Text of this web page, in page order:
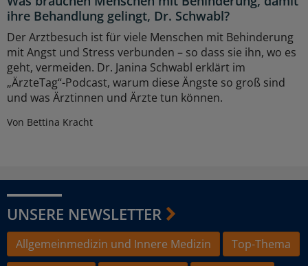
ihre Behandlung gelingt, Dr. Schwabl?
Der Arztbesuch ist für viele Menschen mit Behinderung
mit Angst und Stress verbunden – so dass sie ihn, wo es
geht, vermeiden. Dr. Janina Schwabl erklärt im
„ÄrzteTag“-Podcast, warum diese Ängste so groß sind
und was Ärztinnen und Ärzte tun können.
Von Bettina Kracht
UNSERE NEWSLETTER
Allgemeinmedizin und Innere Medizin
Top-Thema